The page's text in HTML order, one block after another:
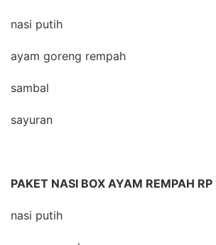
nasi putih
ayam goreng rempah
sambal
sayuran
PAKET NASI BOX AYAM REMPAH
nasi putih